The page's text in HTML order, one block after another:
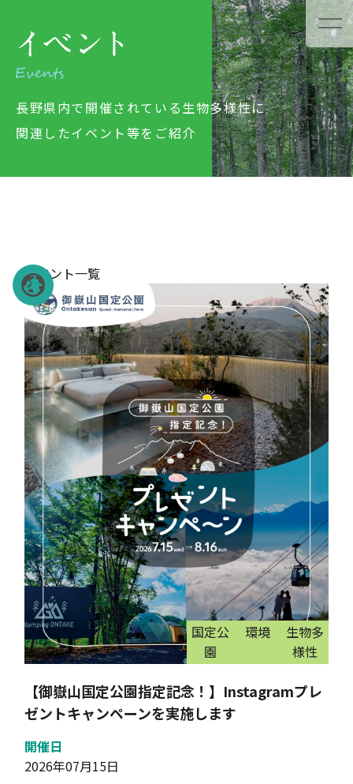
長野県内で開催されている生物多様性に
関連したイベント等をご紹介
イベント一覧
国定公
園
環境
生物多
様性
【御嶽山国定公園指定記念！】Instagramプレ
ゼントキャンペーンを実施します
開催日
2026年07月15日